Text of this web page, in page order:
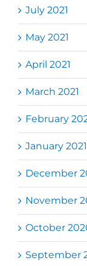
July 2021
May 2021
April 2021
March 2021
February
January 2021
December
November
October
September